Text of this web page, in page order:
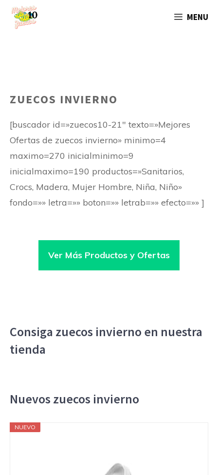
Saltar
MENU
ZUECOS INVIERNO
[buscador id=»zuecos10-21″ texto=»Mejores
Ofertas de zuecos invierno» minimo=4
maximo=270 inicialminimo=9
inicialmaximo=190 productos=»Sanitarios,
Crocs, Madera, Mujer Hombre, Niña, Niño»
fondo=»» letra=»» boton=»» letrab=»» efecto=»» ]
Ver Más Productos y Ofertas
Consiga zuecos invierno en nuestra
tienda
Nuevos zuecos invierno
NUEVO